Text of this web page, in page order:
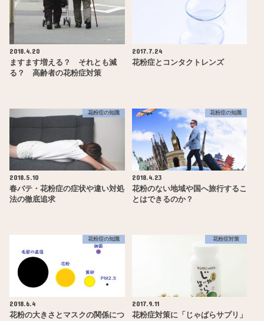
2018.4.20
ますます増える？ それとも減
る？ 高齢者の花粉症対策
2017.7.24
花粉症とコンタクトレンズ
花粉症の知識
2018.5.10
春バテ・花粉症の症状や違い対処
法の徹底追求
花粉症の知識
2018.4.23
花粉のない地域や国へ旅行するこ
とはできるのか？
花粉症の知識
2018.6.4
花粉の大きさとマスクの関係につ
花粉症対策
2017.9.11
花粉症対策に「じゃばらサプリ」